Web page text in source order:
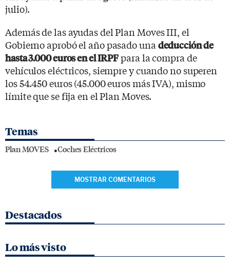
julio).
Además de las ayudas del Plan Moves III, el
Gobierno aprobó el año pasado una deducción de
hasta 3.000 euros en el IRPFpara la compra de
vehículos eléctricos, siempre y cuando no superen
los 54.450 euros (45.000 euros más IVA), mismo
límite que se fija en el Plan Moves.
Temas
Plan MOVES Coches Eléctricos
MOSTRAR COMENTARIOS
Destacados
Lo más visto